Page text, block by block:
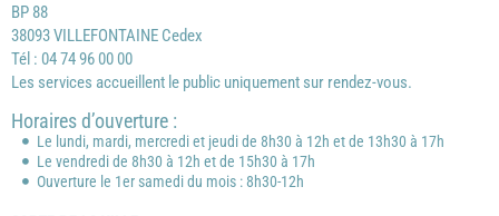
BP 88
38093 VILLEFONTAINE Cedex
Tél : 04 74 96 00 00
Les services accueillent le public uniquement sur rendez-vous.
Horaires d’ouverture :
Le lundi, mardi, mercredi et jeudi de 8h30 à 12h et de 13h30 à 17h
Le vendredi de 8h30 à 12h et de 15h30 à 17h
Ouverture le 1er samedi du mois : 8h30-12h